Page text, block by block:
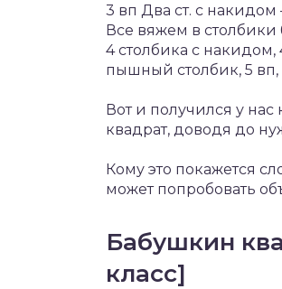
3 вп Два ст. с
Все вяжем в
4 столбика с накидом,
пышный столбик, 5
Вот и получился у
квадрат, доводя до
Кому это покажется
может попробовать
Бабушкин
класс]